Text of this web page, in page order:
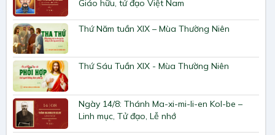
Giáo hữu, tử đạo Việt Nam
Thứ Năm tuần XIX – Mùa Thường Niên
Thứ Sáu Tuần XIX - Mùa Thường Niên
Ngày 14/8: Thánh Ma-xi-mi-li-en Kol-be –
Linh mục, Tử đạo, Lễ nhớ